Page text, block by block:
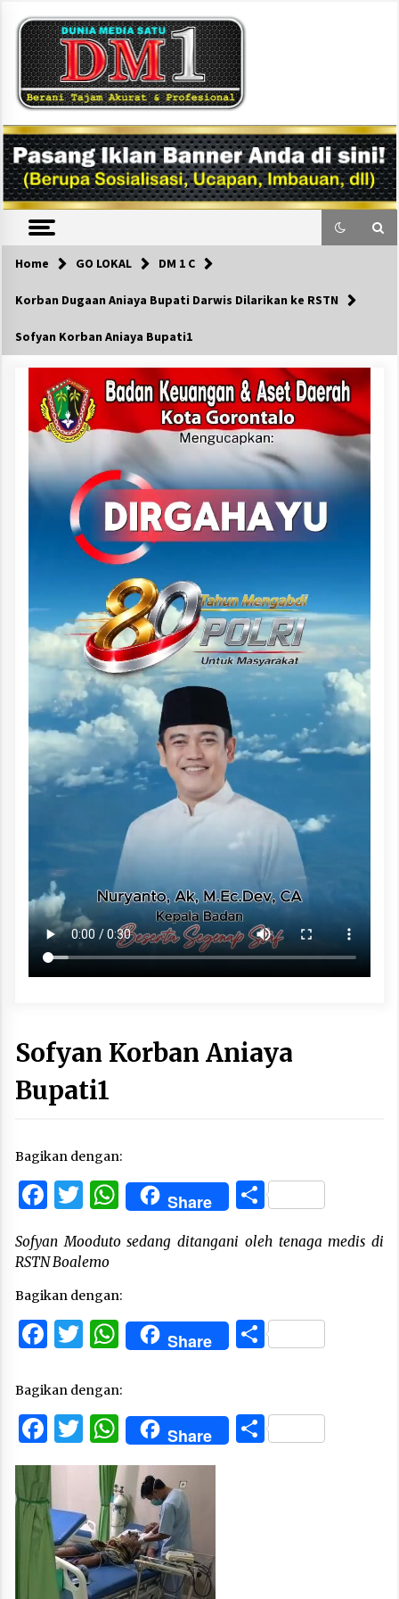
content
DM1
Home GO LOKAL DM 1 C
Korban Dugaan Aniaya Bupati Darwis Dilarikan ke RSTN
Sofyan Korban Aniaya Bupati1
Sofyan Korban Aniaya
Bupati1
Bagikan dengan:
Facebook
Twitter
WhatsApp
Share Share
Sofyan Mooduto sedang ditangani oleh tenaga medis di
RSTN Boalemo
Bagikan dengan:
Facebook
Twitter
WhatsApp
Share Share
Bagikan dengan:
Facebook
Twitter
WhatsApp
Share Share